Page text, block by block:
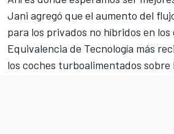
Jani agregó que el aumento del
para los privados no híbridos en los
Equivalencia de Tecnología más
los coches turboalimentados sobre